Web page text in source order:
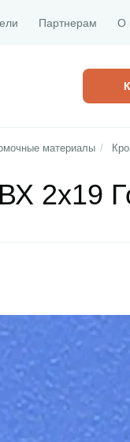
Партнерам О
материалы /
2х19